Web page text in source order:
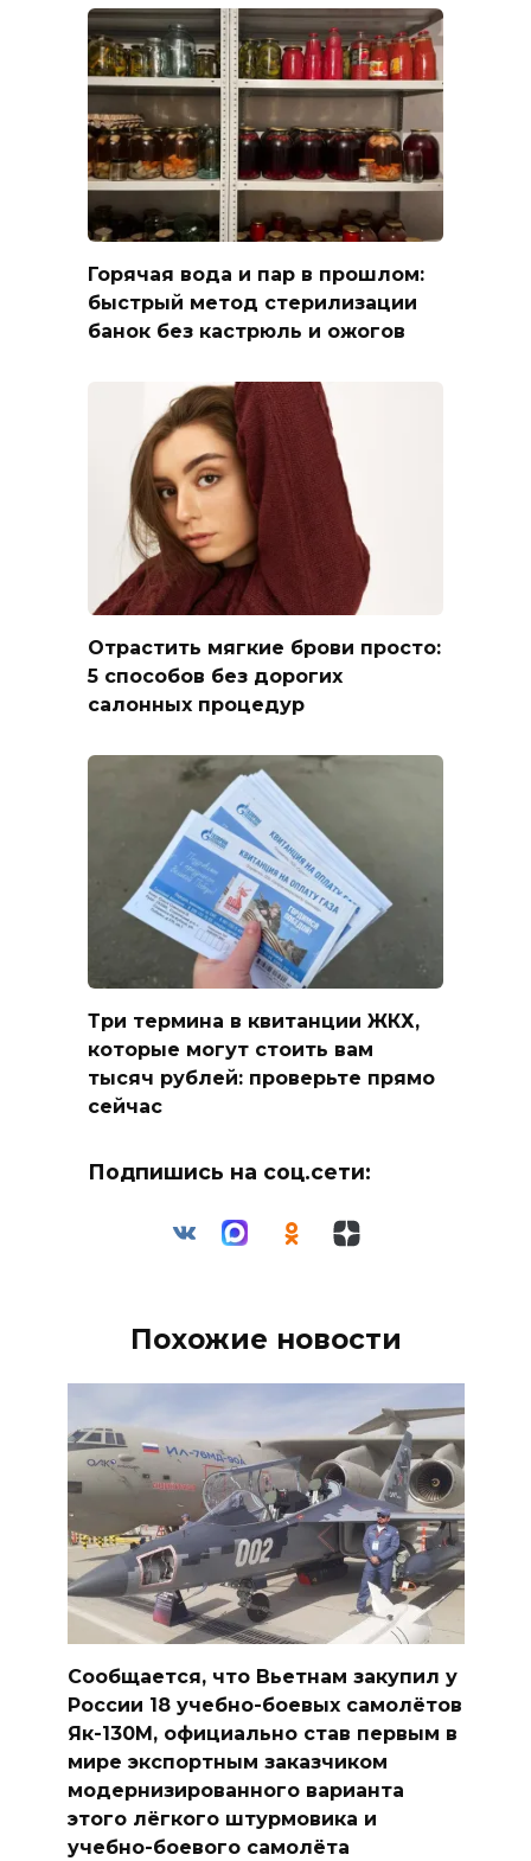
Горячая вода и пар в прошлом:
быстрый метод стерилизации
банок без кастрюль и ожогов
Отрастить мягкие брови просто:
5 способов без дорогих
салонных процедур
Три термина в квитанции ЖКХ,
которые могут стоить вам
тысяч рублей: проверьте прямо
сейчас
Подпишись на соц.сети:
Похожие новости
Сообщается, что Вьетнам закупил у
России 18 учебно-боевых самолётов
Як-130М, официально став первым в
мире экспортным заказчиком
модернизированного варианта
этого лёгкого штурмовика и
учебно-боевого самолёта